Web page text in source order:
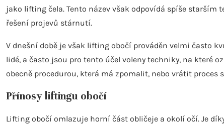
jako lifting čela. Tento název však odpovídá spíše
řešení projevů stárnutí.
V dnešní době je však lifting obočí prováděn velmi často
lidé, a často jsou pro tento účel voleny techniky, na které
obecně procedurou, která má zpomalit, nebo vrátit
Přínosy liftingu obočí
Lifting obočí omlazuje horní část obličeje a okolí očí. Je